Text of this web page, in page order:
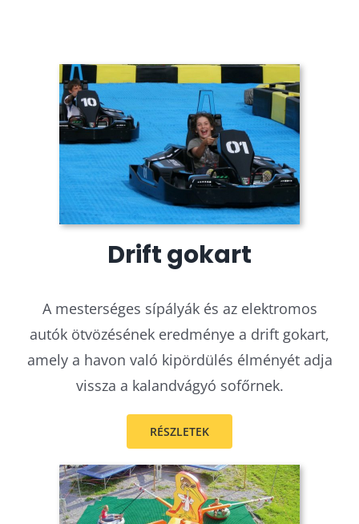
Drift gokart
A mesterséges sípályák és az elektromos
autók ötvözésének eredménye a drift gokart,
amely a havon való kipördülés élményét adja
vissza a kalandvágyó sofőrnek.
RÉSZLETEK